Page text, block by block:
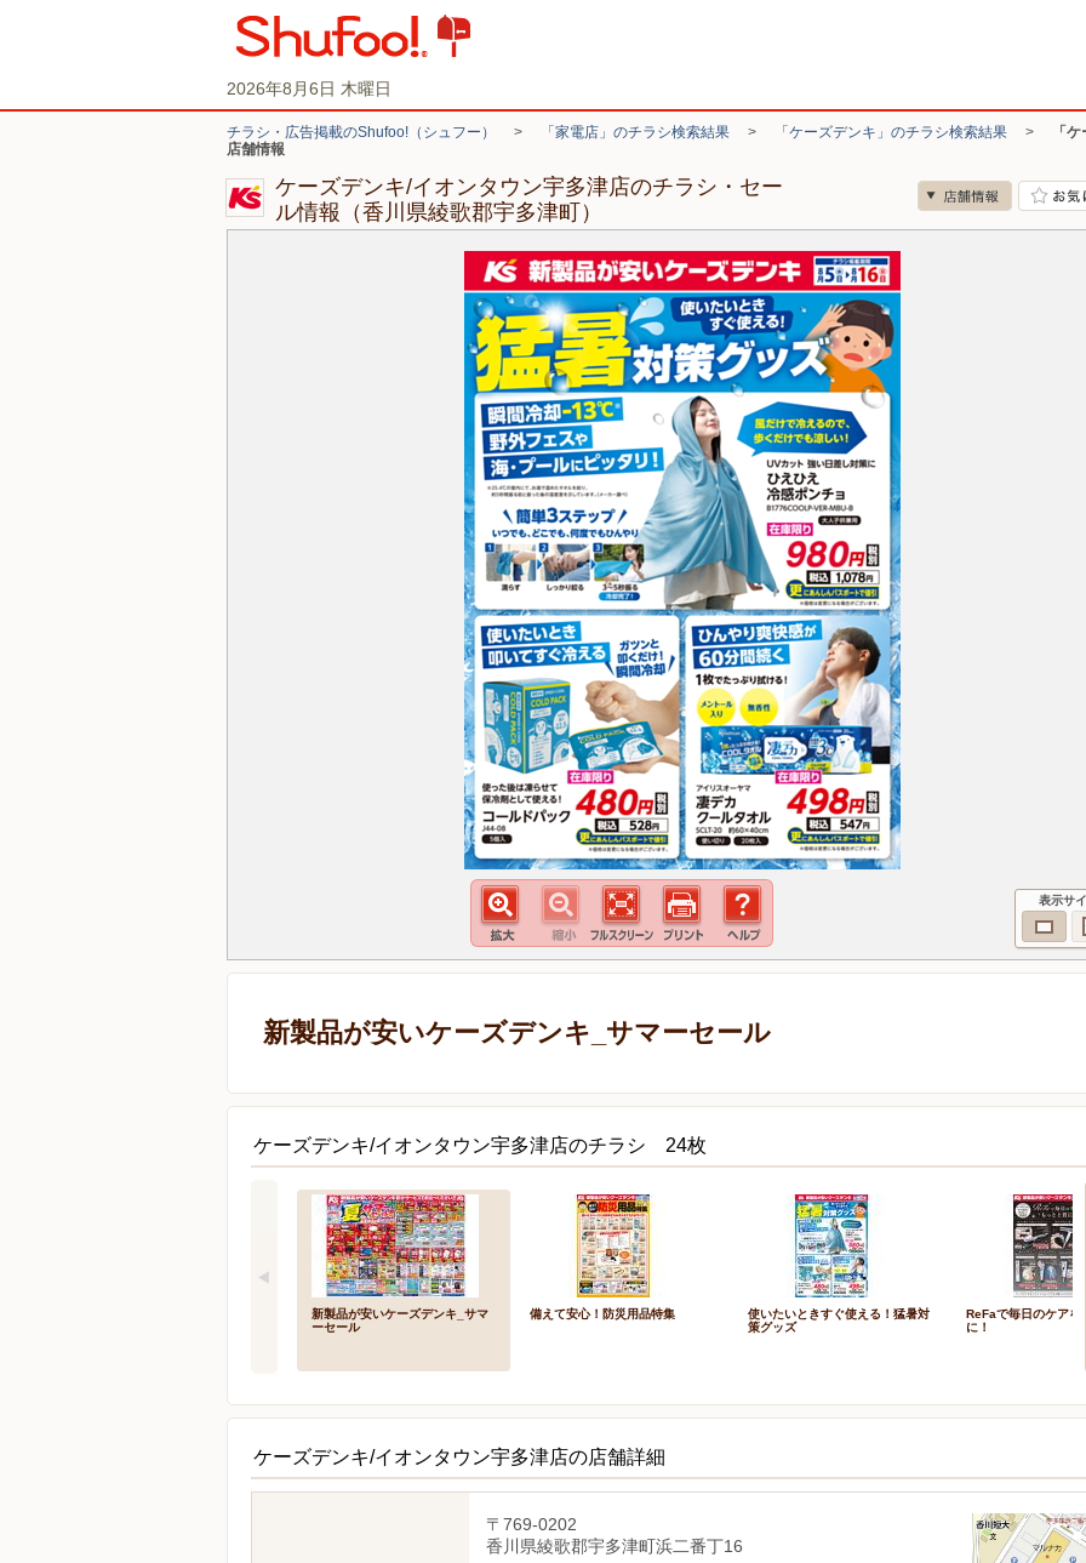
2026年8月6日 木曜日
チラシ・広告掲載のShufoo!（シュフー） > 「家電店」のチラシ検索結果 > 「ケーズデンキ」のチラシ検索結果 >
「
店舗情報
ケーズデンキ/イオンタウン宇多津店のチラシ・セー
ル情報（香川県綾歌郡宇多津町）
表示サ
新製品が安いケーズデンキ_サマーセール
ケーズデンキ/イオンタウン宇多津店のチラシ 24枚
新製品が安いケーズデンキ_サマ
ーセール
備えて安心！防災用品特集
使いたいときすぐ使える！猛暑対
策グッズ
ReFaで毎日のケアを
に！
ケーズデンキ/イオンタウン宇多津店の店舗詳細
〒769-0202
香川県綾歌郡宇多津町浜二番丁16